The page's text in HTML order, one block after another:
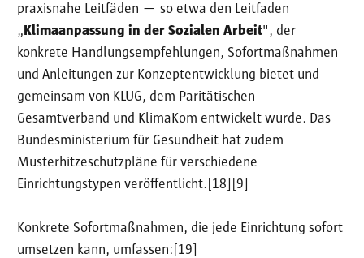
praxisnahe Leitfäden — so etwa den Leitfaden
„ Klimaanpassung in der Sozialen Arbeit", der
konkrete Handlungsempfehlungen, Sofortmaßnahmen
und Anleitungen zur Konzeptentwicklung bietet und
gemeinsam von KLUG, dem Paritätischen
Gesamtverband und KlimaKom entwickelt wurde. Das
Bundesministerium für Gesundheit hat zudem
Musterhitzeschutzpläne für verschiedene
Einrichtungstypen veröffentlicht.[18][9]
Konkrete Sofortmaßnahmen, die jede Einrichtung sofort
umsetzen kann, umfassen:[19]